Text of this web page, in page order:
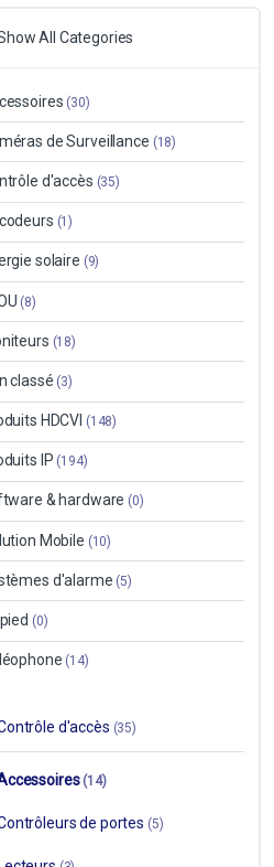
All Categories
(30)
de Surveillance (18)
d'accès (35)
(1)
solaire (9)
(8)
(18)
classé (3)
HDCVI (148)
IP (194)
& hardware (0)
Mobile (10)
d'alarme (5)
(0)
(14)
d'accès (35)
(14)
de portes (5)